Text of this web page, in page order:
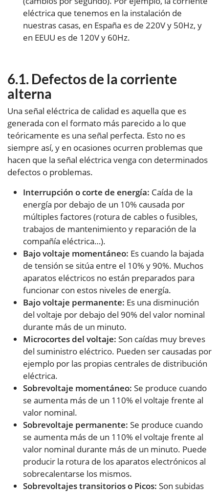
eléctrica que tenemos en la instalación de
nuestras casas, en España es de 220V y 50Hz, y
en EEUU es de 120V y 60Hz.
Defectos de la corriente
alterna
Una señal eléctrica de calidad es aquella que es
generada con el formato más parecido a lo que
teóricamente es una señal perfecta. Esto no es
siempre así, y en ocasiones ocurren problemas que
hacen que la señal eléctrica venga con determinados
defectos o problemas.
Interrupción o corte de energía: Caída de la
energía por debajo de un 10% causada por
múltiples factores (rotura de cables o fusibles,
trabajos de mantenimiento y reparación de la
compañía eléctrica…).
Bajo voltaje momentáneo: Es cuando la bajada
de tensión se sitúa entre el 10% y 90%. Muchos
aparatos eléctricos no están preparados para
funcionar con estos niveles de energía.
Bajo voltaje permanente: Es una disminución
del voltaje por debajo del 90% del valor nominal
durante más de un minuto.
Microcortes del voltaje: Son caídas muy breves
del suministro eléctrico. Pueden ser causadas por
ejemplo por las propias centrales de distribución
eléctrica.
Sobrevoltaje momentáneo: Se produce cuando
se aumenta más de un 110% el voltaje frente al
valor nominal.
Sobrevoltaje permanente: Se produce cuando
se aumenta más de un 110% el voltaje frente al
valor nominal durante más de un minuto. Puede
producir la rotura de los aparatos electrónicos al
sobrecalentarse los mismos.
Sobrevoltajes transitorios o Picos: Son subidas